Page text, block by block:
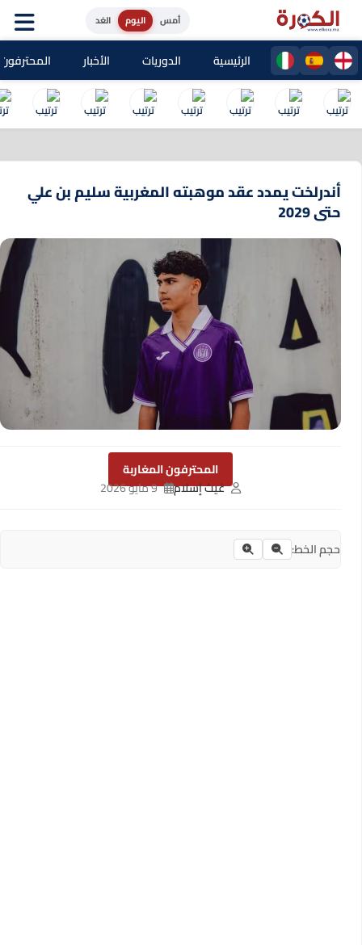
اليوم الغد
الرئيسية الدوريات الأخبار المحترفون
أندرلخت يمدد عقد موهبته المغربية سليم بن علي
حتى 2029
المحترفون المغاربة
غيث إسلام
9 مايو 2026
حجم الخط: